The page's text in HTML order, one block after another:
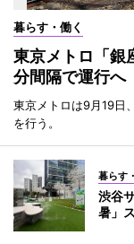
暮らす・働く
東京メトロ「
分間隔で運行へ
東京メトロは9月19日
を行う。
暮らす
渋谷
暑」